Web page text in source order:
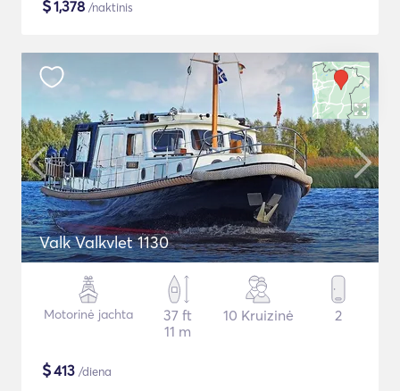
$1,378 /naktinis
Valk Valkvlet 1130
Motorinė jachta
37 ft
11 m
10 Kruizinė 2
$413 /diena